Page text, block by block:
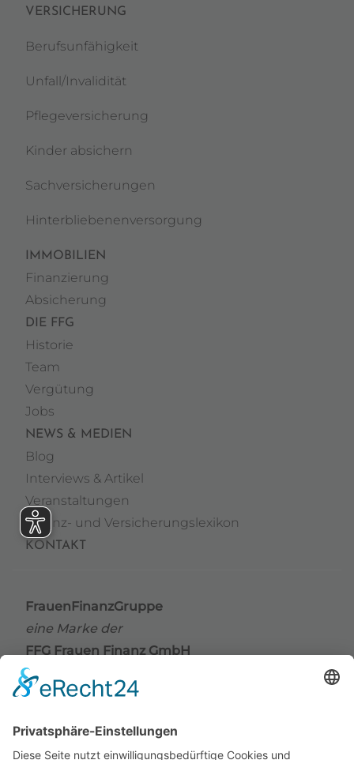
VERSICHERUNG
Berufsunfähigkeit
Unfall/Invalidität
Pflegeversicherung
Kinder absichern
Sachversicherungen
Hinterbliebenenversorgung
IMMOBILIEN
Finanzierung
Absicherung
DIE FFG
Historie
Team
Vergütung
Jobs
NEWS & MEDIEN
Blog
Interviews & Artikel
Veranstaltungen
Finanz- und Versicherungslexikon
KONTAKT
FrauenFinanzGruppe
eine Marke der
FFG Frauen Finanz GmbH
Grindelallee 176
20144 Hamburg
Telefax +49 (0) 40 / 41 42 66 68